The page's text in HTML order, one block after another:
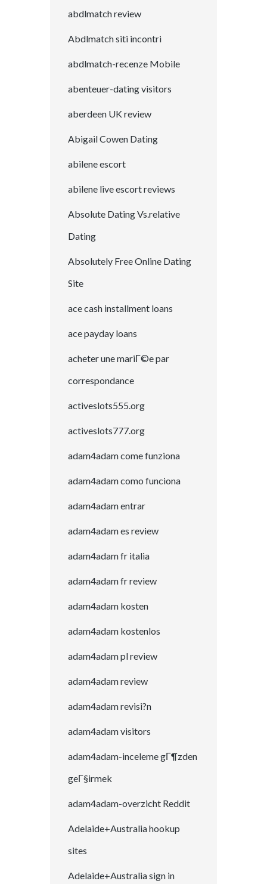
abdlmatch review
Abdlmatch siti incontri
abdlmatch-recenze Mobile
abenteuer-dating visitors
aberdeen UK review
Abigail Cowen Dating
abilene escort
abilene live escort reviews
Absolute Dating Vs.relative
Dating
Absolutely Free Online Dating
Site
ace cash installment loans
ace payday loans
acheter une mariГ©e par
correspondance
activeslots555.org
activeslots777.org
adam4adam come funziona
adam4adam como funciona
adam4adam entrar
adam4adam es review
adam4adam fr italia
adam4adam fr review
adam4adam kosten
adam4adam kostenlos
adam4adam pl review
adam4adam review
adam4adam revisi?n
adam4adam visitors
adam4adam-inceleme gГ¶zden
geГ§irmek
adam4adam-overzicht Reddit
Adelaide+Australia hookup
sites
Adelaide+Australia sign in